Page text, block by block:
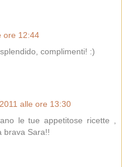
ore 12:44
complimenti! :)
alle ore 13:30
le tue appetitose ricette ,
brava Sara!!